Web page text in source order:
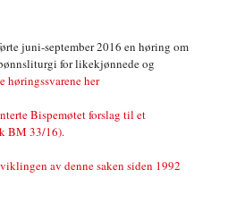
juni-september 2016 en høring om
for likekjønnede og
høringssvarene her
Bispemøtet forslag til et
BM 33/16).
av denne saken siden 1992